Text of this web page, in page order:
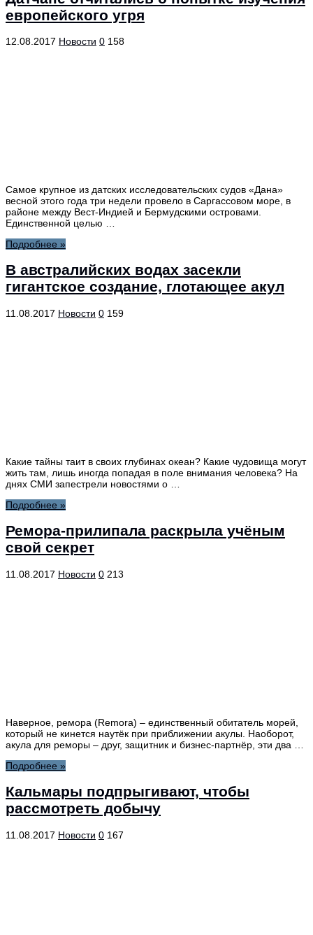
европейского угря
12.08.2017 Новости 0 158
Самое крупное из датских исследовательских судов «Дана»
весной этого года три недели провело в Саргассовом море, в
районе между Вест-Индией и Бермудскими островами.
Единственной целью …
Подробнее »
В австралийских водах засекли
гигантское создание, глотающее акул
11.08.2017 Новости 0 159
Какие тайны таит в своих глубинах океан? Какие чудовища могут
жить там, лишь иногда попадая в поле внимания человека? На
днях СМИ запестрели новостями о …
Подробнее »
Ремора-прилипала раскрыла учёным
свой секрет
11.08.2017 Новости 0 213
Наверное, ремора (Remora) – единственный обитатель морей,
который не кинется наутёк при приближении акулы. Наоборот,
акула для реморы – друг, защитник и бизнес-партнёр, эти два …
Подробнее »
Кальмары подпрыгивают, чтобы
рассмотреть добычу
11.08.2017 Новости 0 167